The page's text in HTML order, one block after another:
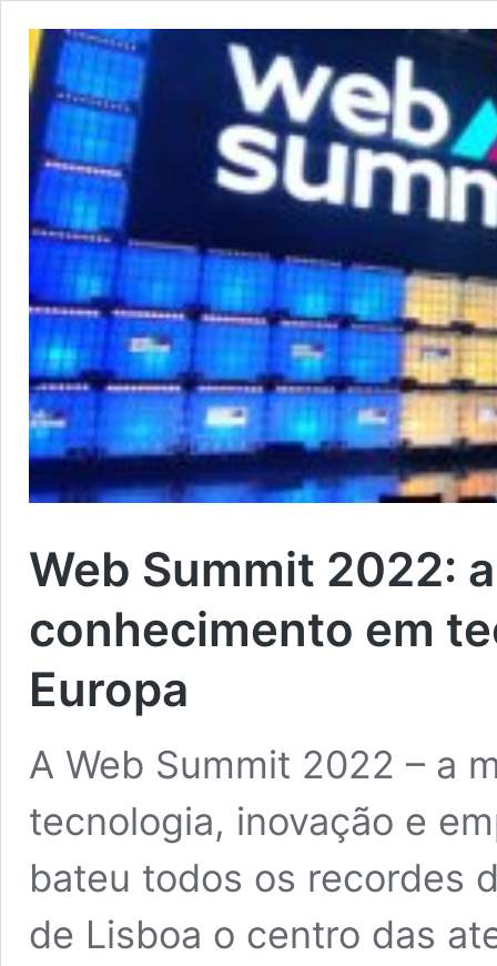
Web Summit 2022:
conhecimento em
Europa
A Web Summit 2022 – a
tecnologia, inovação e
bateu todos os recordes
de Lisboa o centro das